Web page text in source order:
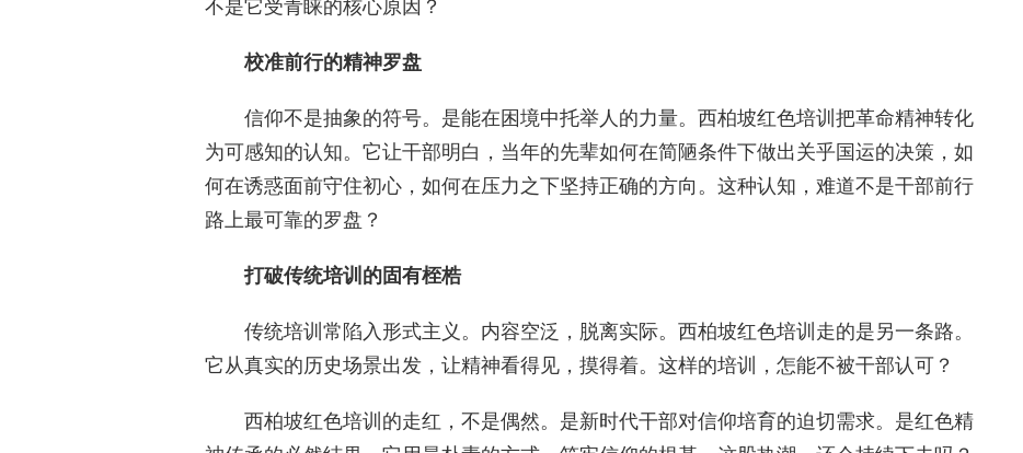
不是它受青睐的核心原因？
校准前行的精神罗盘
信仰不是抽象的符号。是能在困境中托举人的力量。西柏坡红色培训把革命精神转化
为可感知的认知。它让干部明白，当年的先辈如何在简陋条件下做出关乎国运的决策，如
何在诱惑面前守住初心，如何在压力之下坚持正确的方向。这种认知，难道不是干部前行
路上最可靠的罗盘？
打破传统培训的固有桎梏
传统培训常陷入形式主义。内容空泛，脱离实际。西柏坡红色培训走的是另一条路。
它从真实的历史场景出发，让精神看得见，摸得着。这样的培训，怎能不被干部认可？
西柏坡红色培训的走红，不是偶然。是新时代干部对信仰培育的迫切需求。是红色精